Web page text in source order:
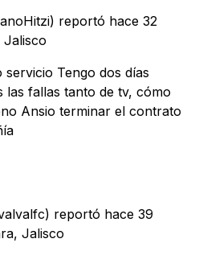
reportó hace 32
Jalisco
servicio Tengo dos días
fallas tanto de tv, cómo
Ansio terminar el contrato
reportó hace 39
Jalisco